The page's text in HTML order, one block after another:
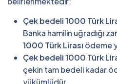
Çek bedeli 1000 Türk
Banka hamilin uğradığı
1000 Türk Lirası ödeme
Çek bedeli 1000 Türk
çekin tam bedeli kadar
yükümlüdür